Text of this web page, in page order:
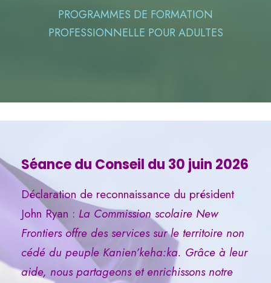
PROGRAMMES DE FORMATION
PROFESSIONNELLE POUR ADULTES
Séance du Conseil du 30 juin 2026
Déclaration de reconnaissance du président
John Ryan : La Commission scolaire New
Frontiers offre des services sur le territoire non
cédé du peuple Kanien’keha:ka. Grâce à leur
aide, nous partageons et enrichissons notre